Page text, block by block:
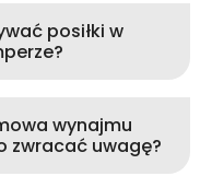
posiłki w
wynajmu
zwracać uwagę?